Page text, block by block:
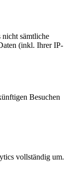
nicht sämtliche
(inkl. Ihrer IP-
Besuchen
vollständig um.